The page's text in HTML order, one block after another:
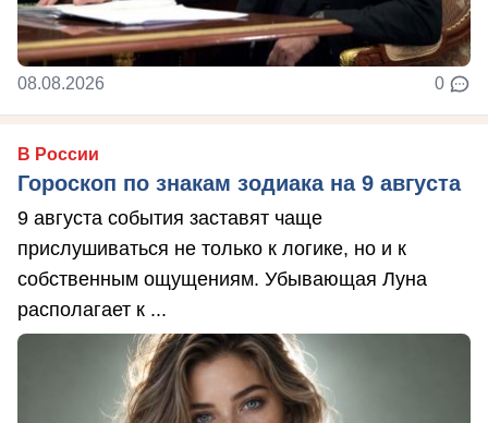
08.08.2026 0
В России
Гороскоп по знакам зодиака на 9 августа
9 августа события заставят чаще
прислушиваться не только к логике, но и к
собственным ощущениям. Убывающая Луна
располагает к ...